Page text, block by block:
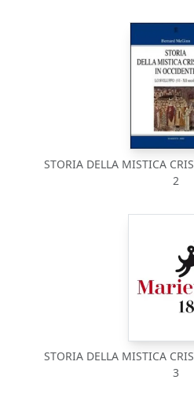
STORIA DELLA MISTICA
2
STORIA DELLA MISTICA
3